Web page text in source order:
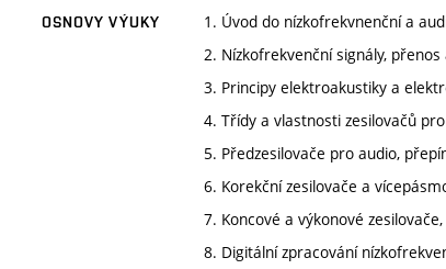
OSNOVY VÝUKY
1. Úvod do nízkofrekvnenční a
2. Nízkofrekvenční signály,
3. Principy elektroakustiky a
4. Třídy a vlastnosti zesilovačů
5. Předzesilovače pro audio,
6. Korekční zesilovače a
7. Koncové a výkonové
8. Digitální zpracování